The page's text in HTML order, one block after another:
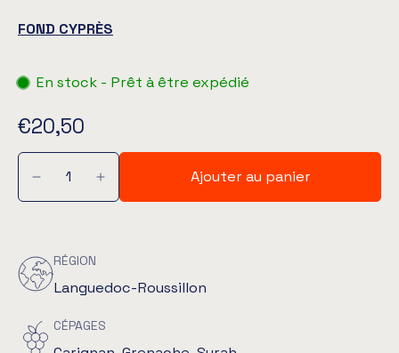
FOND CYPRÈS
En stock - Prêt à être expédié
€20,50
Ajouter au panier
RÉGION
Languedoc-Roussillon
CÉPAGES